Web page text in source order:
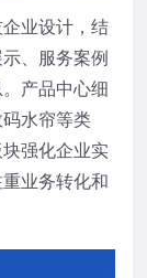
业设计，结
、服务案例
产品中心细
水帘等类
强化企业实
业务转化和